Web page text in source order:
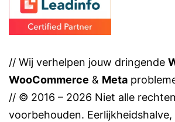
// Wij verhelpen jouw dringende
WooCommerce & Meta
// © 2016 – 2026 Niet alle rechten
voorbehouden.